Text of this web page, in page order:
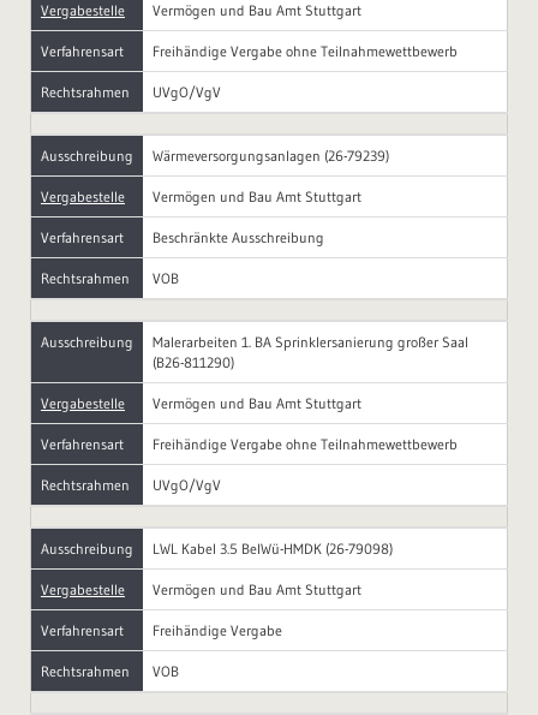
Vergabestelle Vermögen und Bau Amt Stuttgart
Verfahrensart Freihändige Vergabe ohne Teilnahmewettbewerb
Rechtsrahmen UVgO/VgV
Ausschreibung Wärmeversorgungsanlagen (26-79239)
Vergabestelle Vermögen und Bau Amt Stuttgart
Verfahrensart Beschränkte Ausschreibung
Rechtsrahmen VOB
Ausschreibung
Malerarbeiten 1. BA Sprinklersanierung großer Saal
(B26-811290)
Vergabestelle Vermögen und Bau Amt Stuttgart
Verfahrensart Freihändige Vergabe ohne Teilnahmewettbewerb
Rechtsrahmen UVgO/VgV
Ausschreibung LWL Kabel 3.5 BelWü-HMDK (26-79098)
Vergabestelle Vermögen und Bau Amt Stuttgart
Verfahrensart Freihändige Vergabe
Rechtsrahmen VOB